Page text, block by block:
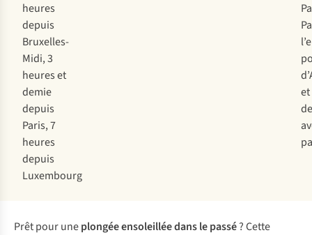
heures
depuis
Bruxelles-
Midi, 3
heures et
demie
depuis
Paris, 7
heures
depuis
Luxembourg
et
Prêt pour uneplongée ensoleillée dans le passé? Cette